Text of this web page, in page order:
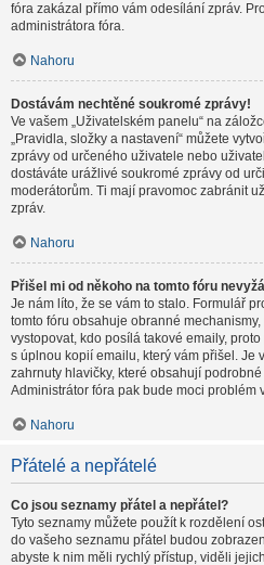
fóra zakázal přímo vám odesílání zpráv.
administrátora fóra.
Nahoru
Dostávám nechtěné soukromé zprávy!
Ve vašem „Uživatelském panelu“ na
„Pravidla, složky a nastavení“ můžete
zprávy od určeného uživatele nebo
dostáváte urážlivé soukromé zprávy od
moderátorům. Ti mají pravomoc zabránit
zpráv.
Nahoru
Přišel mi od někoho na tomto fóru
Je nám líto, že se vám to stalo. Formulář
tomto fóru obsahuje obranné
vystopovat, kdo posílá takové emaily,
s úplnou kopií emailu, který vám přišel. Je
zahrnuty hlavičky, které obsahují
Administrátor fóra pak bude moci problém
Nahoru
Přátelé a nepřátelé
Co jsou seznamy přátel a nepřátel?
Tyto seznamy můžete použít k rozdělení
do vašeho seznamu přátel budou
abyste k nim měli rychlý přístup, viděli